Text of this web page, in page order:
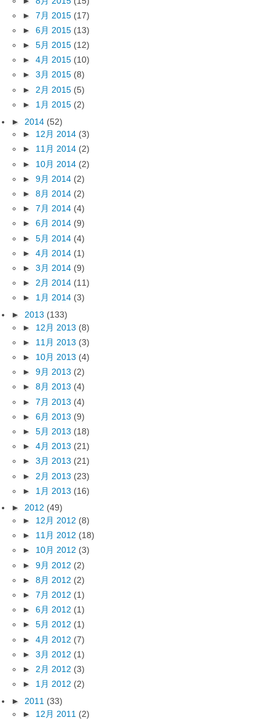
► 7月 2015 (17)
► 6月 2015 (13)
► 5月 2015 (12)
► 4月 2015 (10)
► 3月 2015 (8)
► 2月 2015 (5)
► 1月 2015 (2)
► 2014 (52)
► 12月 2014 (3)
► 11月 2014 (2)
► 10月 2014 (2)
► 9月 2014 (2)
► 8月 2014 (2)
► 7月 2014 (4)
► 6月 2014 (9)
► 5月 2014 (4)
► 4月 2014 (1)
► 3月 2014 (9)
► 2月 2014 (11)
► 1月 2014 (3)
► 2013 (133)
► 12月 2013 (8)
► 11月 2013 (3)
► 10月 2013 (4)
► 9月 2013 (2)
► 8月 2013 (4)
► 7月 2013 (4)
► 6月 2013 (9)
► 5月 2013 (18)
► 4月 2013 (21)
► 3月 2013 (21)
► 2月 2013 (23)
► 1月 2013 (16)
► 2012 (49)
► 12月 2012 (8)
► 11月 2012 (18)
► 10月 2012 (3)
► 9月 2012 (2)
► 8月 2012 (2)
► 7月 2012 (1)
► 6月 2012 (1)
► 5月 2012 (1)
► 4月 2012 (7)
► 3月 2012 (1)
► 2月 2012 (3)
► 1月 2012 (2)
► 2011 (33)
► 12月 2011 (2)